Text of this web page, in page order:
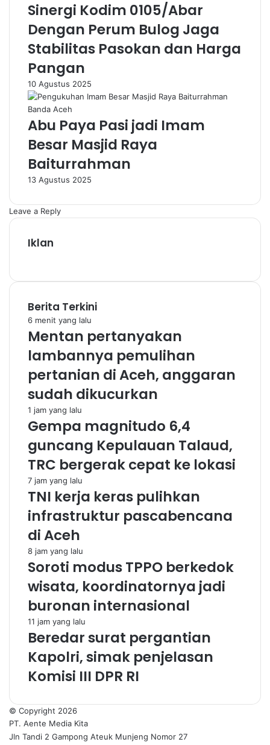
Sinergi Kodim 0105/Abar
Dengan Perum Bulog Jaga
Stabilitas Pasokan dan Harga
Pangan
10 Agustus 2025
Abu Paya Pasi jadi Imam
Besar Masjid Raya
Baiturrahman
13 Agustus 2025
Leave a Reply
Iklan
Berita Terkini
6 menit yang lalu
Mentan pertanyakan
lambannya pemulihan
pertanian di Aceh, anggaran
sudah dikucurkan
1 jam yang lalu
Gempa magnitudo 6,4
guncang Kepulauan Talaud,
TRC bergerak cepat ke lokasi
7 jam yang lalu
TNI kerja keras pulihkan
infrastruktur pascabencana
di Aceh
8 jam yang lalu
Soroti modus TPPO berkedok
wisata, koordinatornya jadi
buronan internasional
11 jam yang lalu
Beredar surat pergantian
Kapolri, simak penjelasan
Komisi III DPR RI
© Copyright 2026
PT. Aente Media Kita
Jln Tandi 2 Gampong Ateuk Munjeng Nomor 27